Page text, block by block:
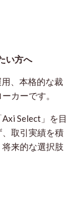
い方へ
、本格的な裁
カーです。
Select」を目
取引実績を積
来的な選択肢